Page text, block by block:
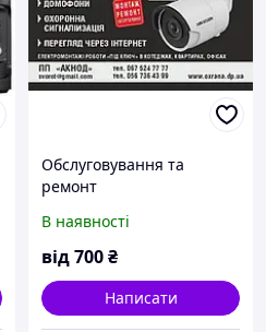
Обслуговування та
ремонт
В наявності
від700₴
Написати